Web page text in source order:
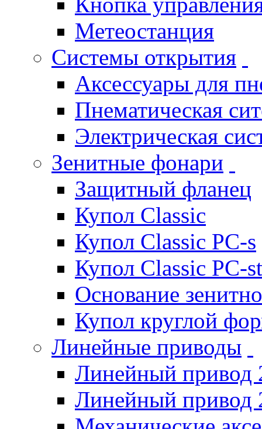
Метеостанция
Системы открытия
Аксессуары для
Пнематическая
Электрическая
Зенитные фонари
Защитный фланец
Купол Classic
Купол Classic PC-s
Купол Classic PC-st
Основание
Купол круглой
Линейные приводы
Линейный привод
Линейный привод